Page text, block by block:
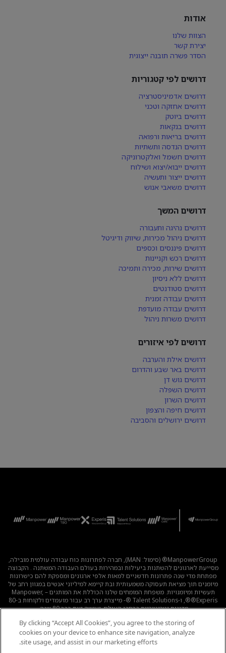
אודות
הצוות שלנו
יצירת קשר
הסדר פשרה תובנה ייצוגית
דרושים לפי קטגוריות
דרושים אדמיניסטרציה
דרושים אחזקה וטכני
דרושים ביוטק
דרושים בנקאות
דרושים בריאות ורפואה
דרושים הנדסה ותשתיות
דרושים חשמל ואלקטרוניקה
דרושים ייבוא/יצוא ושילוח
דרושים ייצור ותעשיה
דרושים משאבי אנוש
דרושים המשך
דרושים נהיגה ותעבורה
דרושים ניהול מכירות, שיווק ודיגיטל
דרושים פיננסים וכספים
דרושים רכש וקניינות
דרושים שירות, מכירה ותמיכה
דרושים ללא ניסיון
דרושים סטודנטים
דרושים עבודה זמנית
דרושים עבודה מועדפת
דרושים משרות ניהול
דרושים לפי איזורים
דרושים אילת והערבה
דרושים באר שבע והדרום
דרושים גוש דן
דרושים השפלה
דרושים השרון
דרושים חיפה והצפון
דרושים ירושלים והסביבה
ManpowerGroup® (סימול: MAN), חברה לפתרונות כוח עבודה עולמית מובילה,
מסייעת לארגונים להשתנות ביעילות ובמהירות בעולם העבודה המשתנה . הקבוצה
מפתחת מדי שנה פתרונות חדשניים למאות אלפי ארגונים ומספקת להם כישרונות
מיומנים תוך מציאת תעסוקה משמעותית ובת קיימא למיליוני אנשים במגוון רחב של
תעשיות ומיומנויות. משפחת המומחים שלנו הכוללת את המותגים – Manpower,
®Experis®, ו-Talent Solutions ®- מייצרת ערך רב עבור מועמדים ולקוחות ב-80
מדינות וטריטוריות ברחבי העולם, ועושה זאת כבר 80 שנה.
לכל המשרות | מדיניות הפרטיות | תנאי השימוש | נגישות
קוד אתי
|
By clicking “Accept All Cookies”, you agree to the storing of
cookies on your device to enhance site navigation, analyze
site usage, and assist in our marketing efforts.